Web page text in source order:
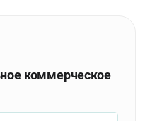
коммерческое